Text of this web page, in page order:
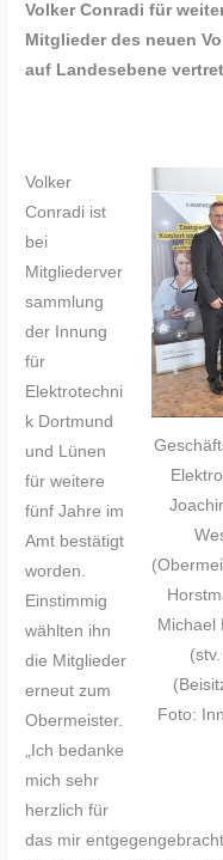
Volker Conradi für
Mitglieder des neuen
auf Landesebene
Michael
Foto:
Volker
Conradi ist
bei
Mitgliederver
sammlung
der Innung
für
Elektrotechni
k Dortmund
und Lünen
für weitere
fünf Jahre im
Amt bestätigt
worden.
Einstimmig
wählten ihn
die Mitglieder
erneut zum
Obermeister.
„Ich bedanke
mich sehr
herzlich für
das mir